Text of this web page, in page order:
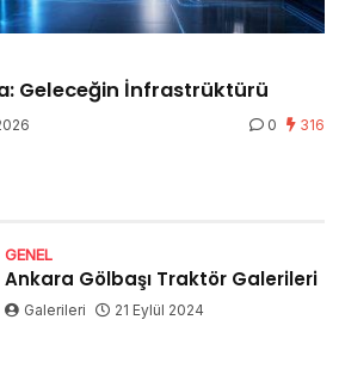
Geleceğin İnfrastrüktürü
0 316
GENEL
Ankara Gölbaşı Traktör Galerileri
Galerileri 21 Eylül 2024